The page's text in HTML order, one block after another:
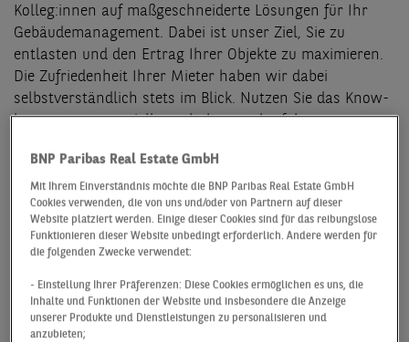
Kolleg:innen auf maßgeschneiderte Lösungen für Ihr
Gebäudemanagement. Dabei ist unser Ziel, Sie zu
entlasten und den Ertrag Ihrer Objekte zu maximieren.
Die Zufriedenheit Ihrer Mieter haben wir dabei
selbstverständlich stets im Blick. Nutzen Sie das Know-
how unserer speziell geschulten und erfahrenen
welcheLeistungen wir im Bereich
Immobilienverwaltunganbieten:
Ihre Vorteile im Bereich
Immobilienverwaltung
Sie suchen Unterstützung bei der Verwaltung Ihrer
BNP Paribas Real Estate GmbH
Mit Ihrem Einverständnis möchte die BNP Paribas Real Estate GmbH
Cookies verwenden, die von uns und/oder von Partnern auf dieser
Website platziert werden. Einige dieser Cookies sind für das reibungslose
Funktionieren dieser Website unbedingt erforderlich. Andere werden für
die folgenden Zwecke verwendet:
- Einstellung Ihrer Präferenzen: Diese Cookies ermöglichen es uns, die
Inhalte und Funktionen der Website und insbesondere die Anzeige
unserer Produkte und Dienstleistungen zu personalisieren und
anzubieten;